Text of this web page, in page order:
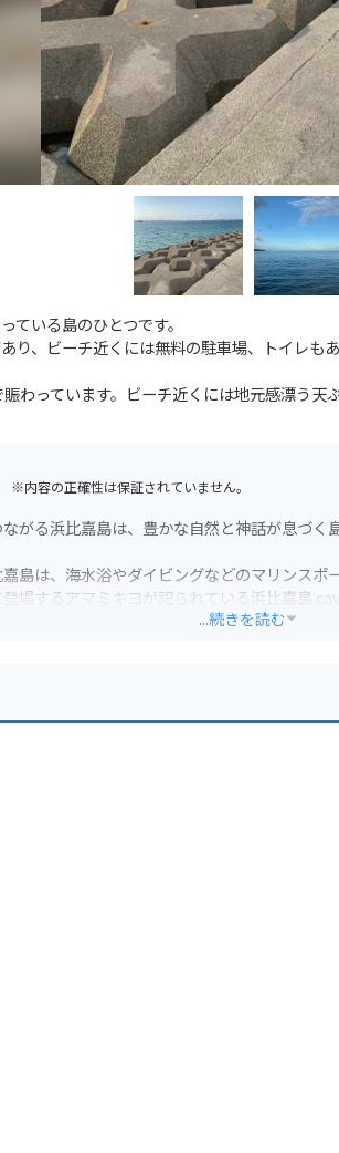
ている島のひとつです。
り、ビーチ近くには無料の駐車場、トイレもあ
わっています。ビーチ近くには地元感漂う
※内容の正確性は保証されていません。
がる浜比嘉島は、豊かな自然と神話が息づく島
島は、海水浴やダイビングなどのマリンスポ
場するアマミキヨが祀られている浜比嘉島
な道が続きます。
...続きを読む